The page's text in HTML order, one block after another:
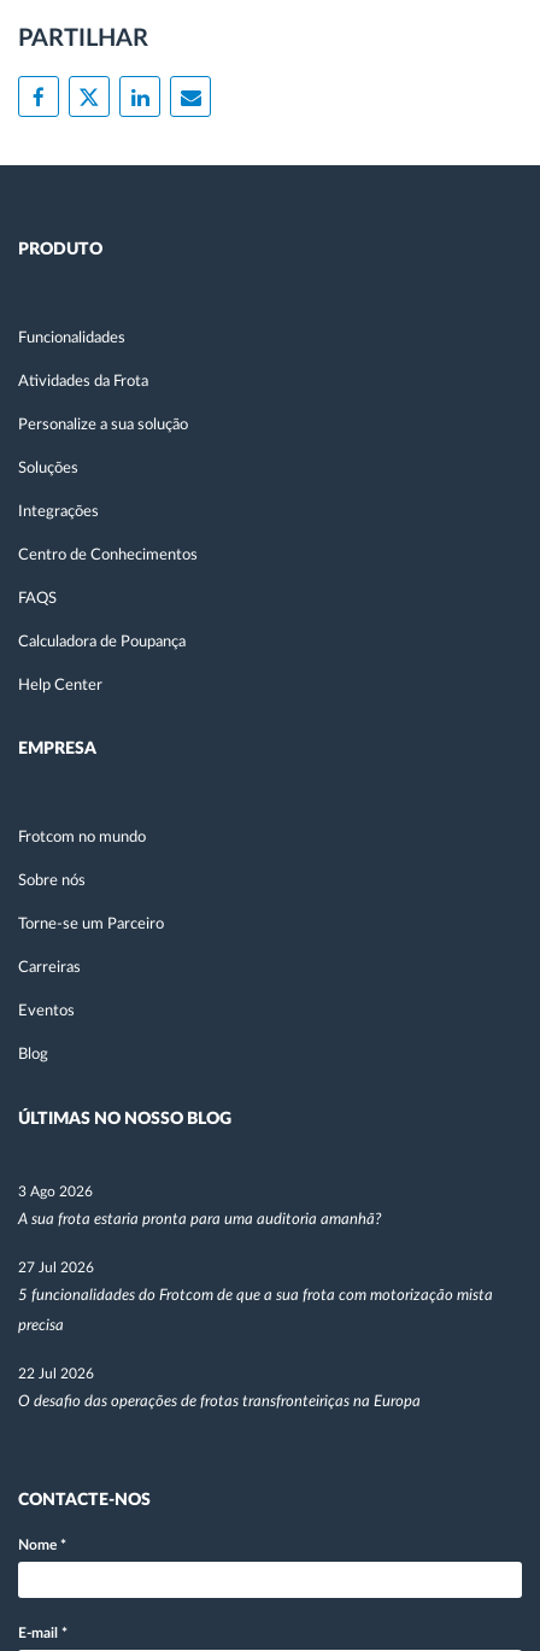
PARTILHAR
PRODUTO
Funcionalidades
Atividades da Frota
Personalize a sua solução
Soluções
Integrações
Centro de Conhecimentos
FAQS
Calculadora de Poupança
Help Center
EMPRESA
Frotcom no mundo
Sobre nós
Torne-se um Parceiro
Carreiras
Eventos
Blog
ÚLTIMAS NO NOSSO BLOG
3 Ago 2026
A sua frota estaria pronta para uma auditoria amanhã?
27 Jul 2026
5 funcionalidades do Frotcom de que a sua frota com motorização mista
precisa
22 Jul 2026
O desafio das operações de frotas transfronteiriças na Europa
CONTACTE-NOS
Nome *
E-mail *